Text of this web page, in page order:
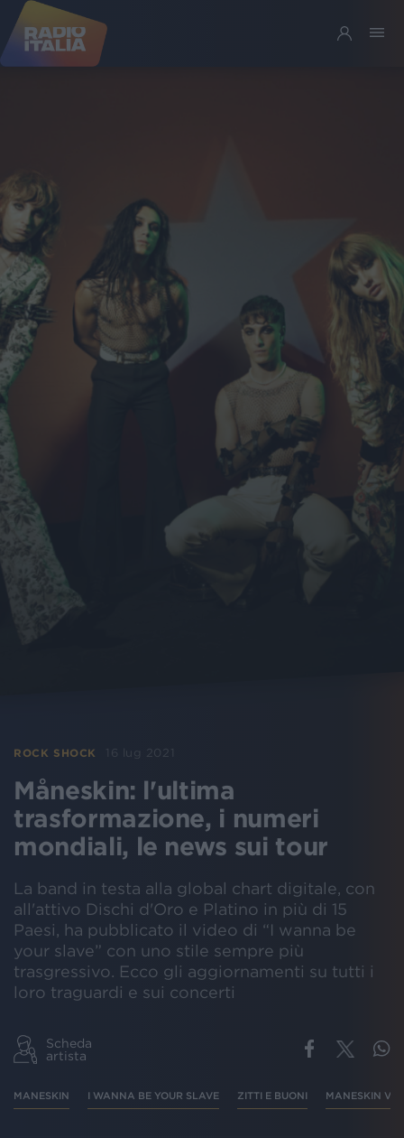
ROCK SHOCK 16 lug 2021
Måneskin: l'ultima
trasformazione, i numeri
mondiali, le news sui tour
La band in testa alla global chart digitale, con
all'attivo Dischi d'Oro e Platino in più di 15
Paesi, ha pubblicato il video di “I wanna be
your slave” con uno stile sempre più
trasgressivo. Ecco gli aggiornamenti su tutti i
loro traguardi e sui concerti
Scheda
artista
MANESKIN I WANNA BE YOUR SLAVE ZITTI E BUONI MANESKIN